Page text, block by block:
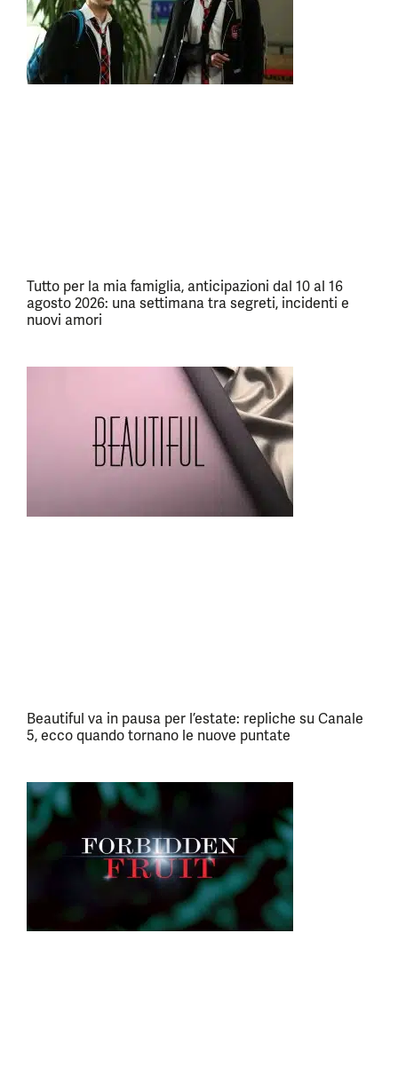
Tutto per la mia famiglia, anticipazioni dal 10 al 16
agosto 2026: una settimana tra segreti, incidenti e
nuovi amori
Beautiful va in pausa per l’estate: repliche su Canale
5, ecco quando tornano le nuove puntate